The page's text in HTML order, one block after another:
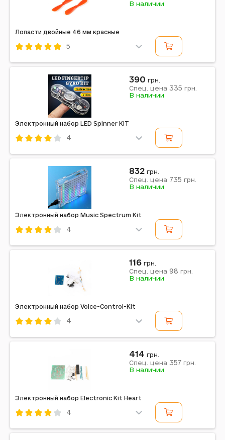
Лопасти двойные 46 мм красные
5
В наличии
Электронный набор LED Spinner KIT
4
390 грн.
Спец. цена 335 грн.
В наличии
Электронный набор Music Spectrum Kit
4
832 грн.
Спец. цена 735 грн.
В наличии
Электронный набор Voice-Control-Kit
4
116 грн.
Спец. цена 98 грн.
В наличии
Электронный набор Electronic Kit Heart
4
414 грн.
Спец. цена 357 грн.
В наличии